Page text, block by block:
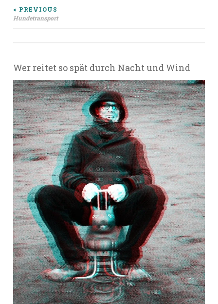
Beitragsnavigation
< PREVIOUS
Hundetransport
Wer reitet so spät durch Nacht und Wind